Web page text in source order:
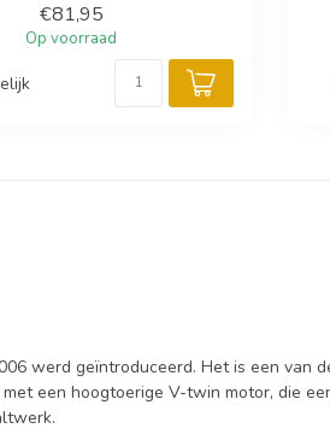
€81,95
Op voorraad
werd geïntroduceerd. Het is een
een hoogtoerige V-twin motor, die